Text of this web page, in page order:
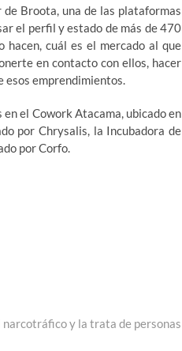
Broota, una de las plataformas
el perfil y estado de más de 470
hacen, cuál es el mercado al que
en contacto con ellos, hacer
emprendimientos.
el Cowork Atacama, ubicado en
por Chrysalis, la Incubadora de
por Corfo.
y la trata de personas